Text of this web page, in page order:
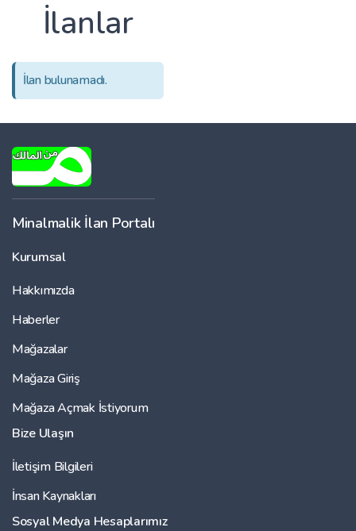
İlanlar
İlan bulunamadı.
Minalmalik İlan Portalı
Kurumsal
Hakkımızda
Haberler
Mağazalar
Mağaza Giriş
Mağaza Açmak İstiyorum
Bize Ulaşın
İletişim Bilgileri
İnsan Kaynakları
Sosyal Medya Hesaplarımız